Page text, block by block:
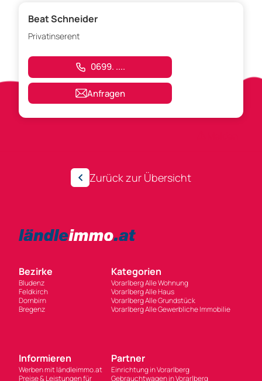
Beat Schneider
Privatinserent
0699. ....
Anfragen
Zurück zur Übersicht
Bezirke
Bludenz
Feldkirch
Dornbirn
Bregenz
Kategorien
Vorarlberg Alle Wohnung
Vorarlberg Alle Haus
Vorarlberg Alle Grundstück
Vorarlberg Alle Gewerbliche Immobilie
Informieren
Werben mit ländleimmo.at
Preise & Leistungen für
Partner
Einrichtung in Vorarlberg
Gebrauchtwagen in Vorarlberg